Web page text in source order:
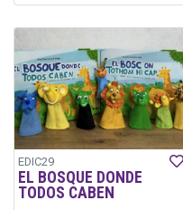
EDIC29
EL BOSQUE DONDE
TODOS CABEN